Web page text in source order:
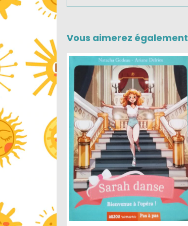
Vous aimerez également